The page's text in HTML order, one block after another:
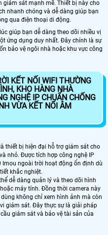
giám sát mạnh mẽ. Thiết bị này cho
nhanh chóng và dễ dàng giúp bạn
qua điện thoại di động.
giúp bạn dễ dàng theo dõi nhiều vị
ứng dụng duy nhất. Đây chính là sự
bảo vệ ngôi nhà hoặc khu vực công
KẾT NỐI WIFI THƯỜNG
KHO HÀNG NHÀ
NGHỆ IP CHUẨN CHỐNG
VỪA KẾT NỐI ÂM
thiết bị hiện đại hỗ trợ giám sát cho
nhỏ. Được tích hợp công nghệ IP
ngoài trời hoạt động ổn định dù
khắc nghiệt.
dễ dàng quản lý và theo dõi hình
máy tính. Đồng thời camera này
không chỉ xem hình ảnh mà còn
giám sát. Đây thực sự là giải pháp
giám sát và bảo vệ tài sản của